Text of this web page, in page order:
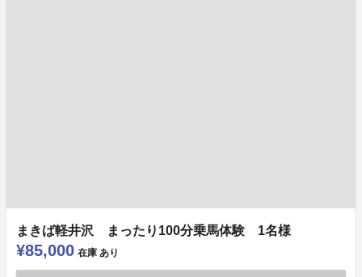
まきば軽井沢 まったり100分乗馬体験 1名様
¥85,000 在庫 あり